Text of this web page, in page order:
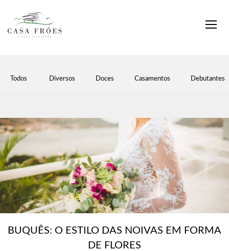
Todos Diversos Doces Casamentos Debutantes
BUQUÊS: O ESTILO DAS NOIVAS EM FORMA
DE FLORES